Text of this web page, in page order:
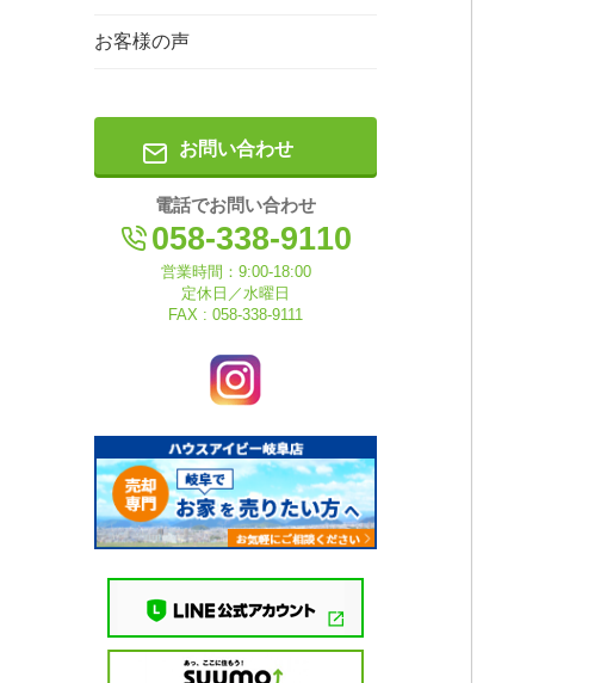
お客様の声
お問い合わせ
電話でお問い合わせ
058-338-9110
営業時間：9:00-18:00
定休日／水曜日
FAX : 058-338-9111